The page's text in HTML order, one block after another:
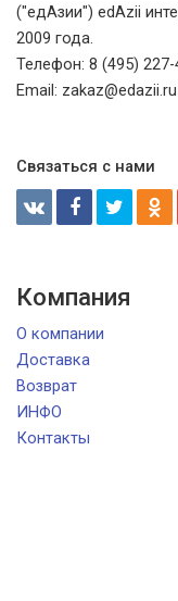
("едАзии") edAzii
2009 года.
Телефон: 8 (495) 227-
Email: zakaz@edazii.ru
Связаться с нами
Компания
О компании
Доставка
Возврат
ИНФО
Контакты